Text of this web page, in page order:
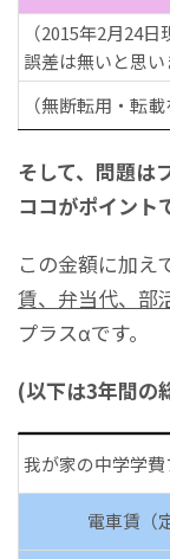
（2015年2月24
誤差は無いと思い
（無断転用・転
そして、問題は
ココがポイント
この金額に加え
賃、弁当代、部
プラスαです。
(以下は3年間の
我が家の中学学
電車賃（